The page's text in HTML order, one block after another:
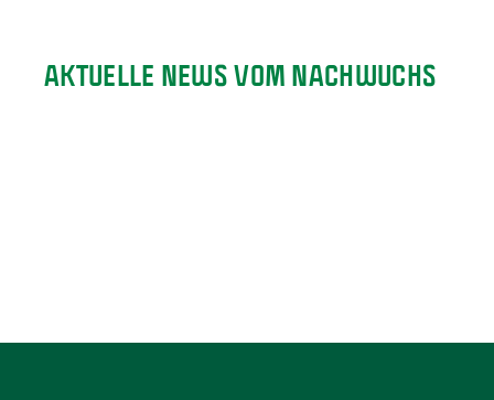
AKTUELLE NEWS VOM NACHWUCHS